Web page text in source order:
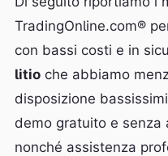
TradingOnline.com®
con bassi costi e in
litio che abbiamo
disposizione
demo gratuito e senza
nonché assistenza